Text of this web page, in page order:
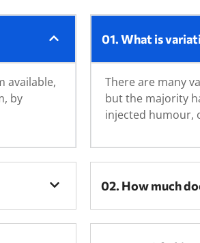
available,
by
01. What is
There are many
but the majority
injected humour,
02. How much